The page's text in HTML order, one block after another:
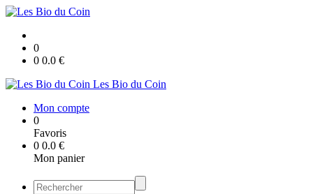
0
0 0.0 €
Les Bio du Coin
Mon compte
0
Favoris
0 0.0 €
Mon panier